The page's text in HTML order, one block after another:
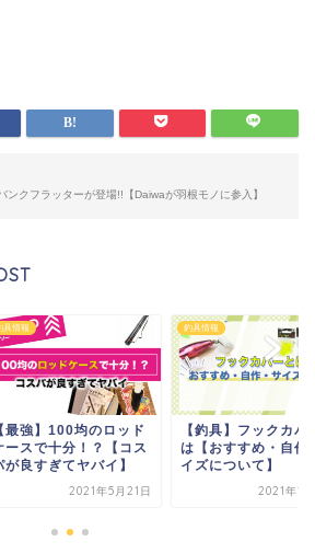
ンクフラッターが登場!!【Daiwaが羽根モノに参入】
具情報
最強】100均のロッド
ースで十分！？【コス
が良すぎてヤバイ】
2021年5月21日
釣具情報
【釣具】フックカバ
は【おすすめ・自作
イズについて】
2021年1